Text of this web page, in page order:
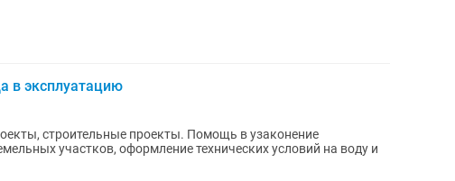
в эксплуатацию
строительные проекты. Помощь в узаконение
участков, оформление технических условий на воду и